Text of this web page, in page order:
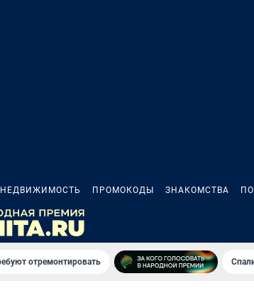
НЕДВИЖИМОСТЬ ПРОМОКОДЫ ЗНАКОМСТВА
отремонтировать